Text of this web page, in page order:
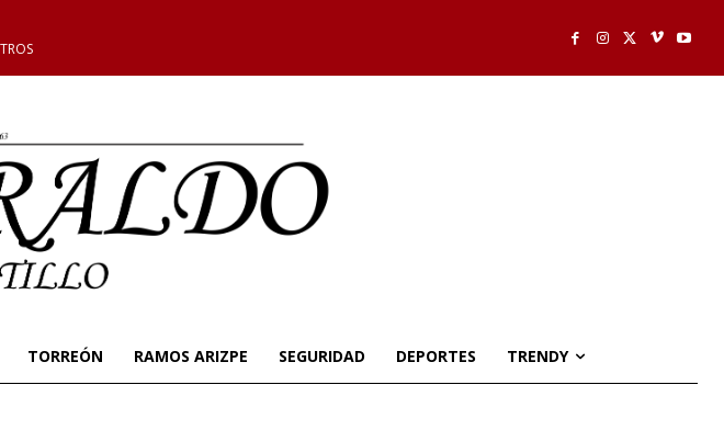
TORREÓN RAMOS ARIZPE SEGURIDAD DEPORTES TRENDY